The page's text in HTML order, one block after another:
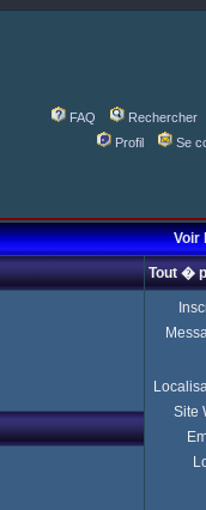
FAQ
Rechercher
Profil
Se
Voir
Tout �
Site